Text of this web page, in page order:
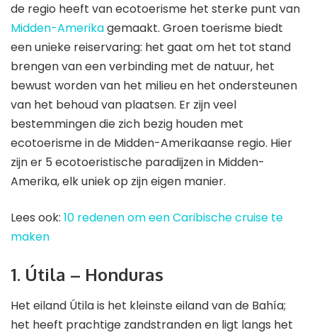
de regio heeft van ecotoerisme het sterke punt van
Midden-Amerikagemaakt. Groen toerisme biedt
een unieke reiservaring: het gaat om het tot stand
brengen van een verbinding met de natuur, het
bewust worden van het milieu en het ondersteunen
van het behoud van plaatsen. Er zijn veel
bestemmingen die zich bezig houden met
ecotoerisme in de Midden-Amerikaanse regio. Hier
zijn er 5 ecotoeristische paradijzen in Midden-
Amerika, elk uniek op zijn eigen manier.
Lees ook: 10 redenen om een Caribische cruise te
maken
1. Útila – Honduras
Het eiland Útila is het kleinste eiland van de Bahía;
het heeft prachtige zandstranden en ligt langs het